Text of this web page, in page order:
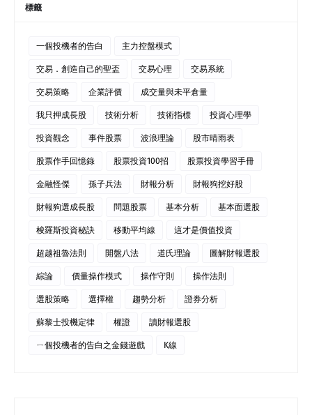
標籤
一個投機者的告白 主力控盤模式
交易．創造自己的聖盃 交易心理 交易系統
交易策略 企業評價 成交量與未平倉量
我只押成長股 技術分析 技術指標 投資心理學
投資觀念 事件股票 波浪理論 股市晴雨表
股票作手回憶錄 股票投資100招 股票投資學習手冊
金融怪傑 孫子兵法 財報分析 財報狗挖好股
財報狗選成長股 問題股票 基本分析 基本面選股
梭羅斯投資秘訣 移動平均線 這才是價值投資
超越祖魯法則 開盤八法 道氏理論 圖解財報選股
綜論 價量操作模式 操作守則 操作法則
選股策略 選擇權 趨勢分析 證券分析
蘇黎士投機定律 權證 讀財報選股
ㄧ個投機者的告白之金錢遊戲 K線